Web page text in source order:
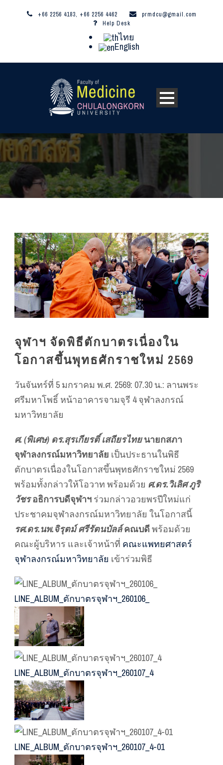
+66 2256 4183, +66 2256 4462
prmdcu@gmail.com
Help Desk
ไทย
English
จุฬาฯ จัดพิธีตักบาตรเนื่องใน
โอกาสขึ้นพุทธศักราชใหม่ 2569
วันจันทร์ที่ 5 มกราคม พ.ศ. 2569: 07.30 น.: ลานพระ
ศรีมหาโพธิ์ หน้าอาคารจามจุรี 4 จุฬาลงกรณ์
มหาวิทยาลัย
ศ. (พิเศษ) ดร.สุรเกียรติ์ เสถียรไทยนายกสภา
จุฬาลงกรณ์มหาวิทยาลัย เป็นประธานในพิธี
ตักบาตรเนื่องในโอกาสขึ้นพุทธศักราชใหม่ 2569
พร้อมทั้งกล่าวให้โอวาท พร้อมด้วย ศ.ดร.วิเลิศ ภูริ
วัชรอธิการบดีจุฬาฯ ร่วมกล่าวอวยพรปีใหม่แก่
ประชาคมจุฬาลงกรณ์มหาวิทยาลัย ในโอกาสนี้
รศ.ดร.นพ.จิรุตม์ ศรีรัตนบัลล์คณบดี พร้อมด้วย
คณะผู้บริหาร และเจ้าหน้าที่ คณะแพทยศาสตร์
จุฬาลงกรณ์มหาวิทยาลัย เข้าร่วมพิธี
LINE_ALBUM_ตักบาตรจุฬาฯ_260106_
LINE_ALBUM_ตักบาตรจุฬาฯ_260107_4
LINE_ALBUM_ตักบาตรจุฬาฯ_260107_4-01